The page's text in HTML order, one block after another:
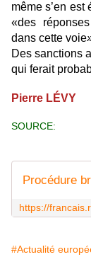
même s’en
«des
dans cette voie
Des sanctions
qui ferait
Pierre LÉVY
SOURCE:
#Actualité